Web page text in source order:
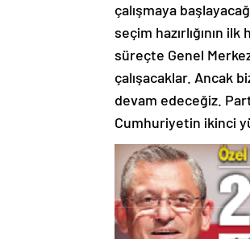
çalışmaya
seçim hazırlığının
süreçte Genel
çalışacaklar. Ancak
devam edeceğiz.
Cumhuriyetin ikinci